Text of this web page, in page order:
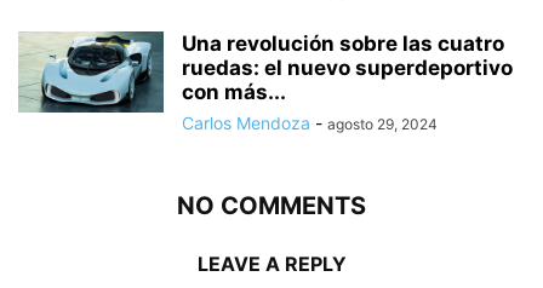
Una revolución sobre las cuatro
ruedas: el nuevo superdeportivo
con más...
Carlos Mendoza - agosto 29, 2024
NO COMMENTS
LEAVE A REPLY